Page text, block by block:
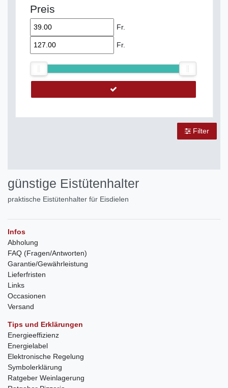
Preis
Fr.
Fr.
Filter
günstige Eistütenhalter
praktische Eistütenhalter für Eisdielen
Infos
Abholung
FAQ (Fragen/Antworten)
Garantie/Gewährleistung
Lieferfristen
Links
Occasionen
Versand
Tips und Erklärungen
Energieeffizienz
Energielabel
Elektronische Regelung
Symbolerklärung
Ratgeber Weinlagerung